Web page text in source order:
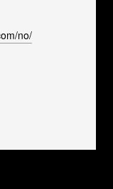
no/